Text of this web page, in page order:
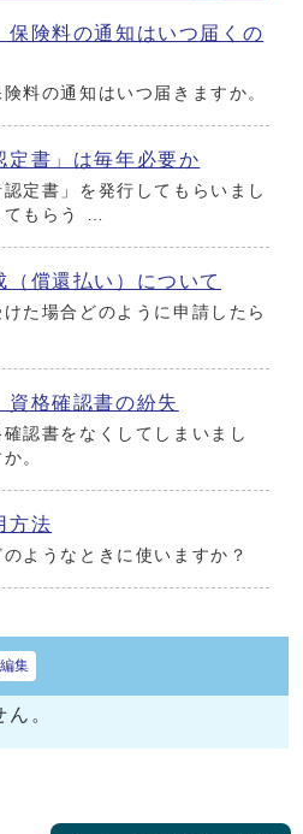
険料の通知はいつ届くの
料の通知はいつ届きますか。
定書」は毎年必要か
定書」を発行してもらいまし
てもらう …
償還払い）について
た場合どのように申請したら
格確認書の紛失
認書をなくしてしまいまし
。
方法
ようなときに使いますか？
編集
。